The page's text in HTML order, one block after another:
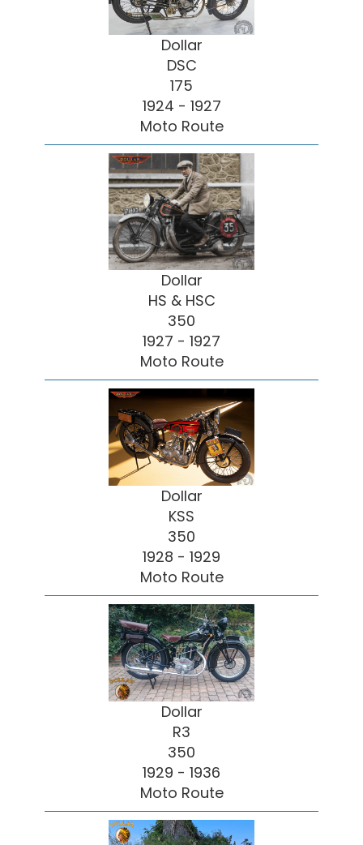
Dollar
DSC
175
1924 - 1927
Moto Route
Dollar
HS & HSC
350
1927 - 1927
Moto Route
Dollar
KSS
350
1928 - 1929
Moto Route
Dollar
R3
350
1929 - 1936
Moto Route